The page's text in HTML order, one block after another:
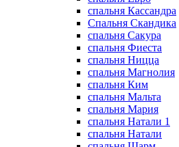
спальня Кассандра
Спальня Скандика
спальня Сакура
спальня Фиеста
спальня Ницца
спальня Магнолия
спальня Ким
спальня Мальта
спальня Мария
спальня Натали 1
спальня Натали